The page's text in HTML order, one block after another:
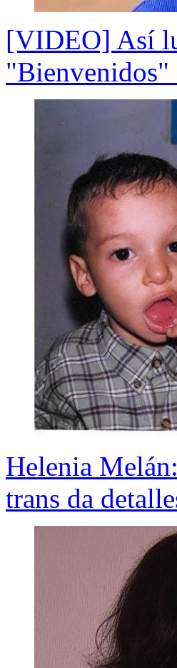
[VIDEO] Así
"Bienvenidos"
Helenia
trans da